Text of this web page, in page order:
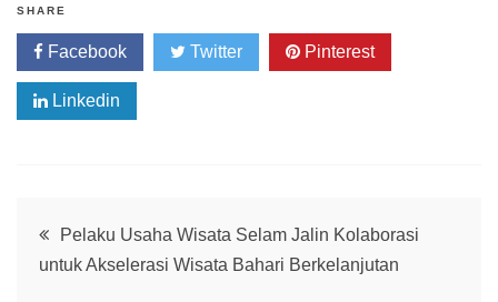
SHARE
Facebook Twitter Pinterest
Linkedin
PostPelaku Usaha Wisata Selam Jalin Kolaborasi
untuk Akselerasi Wisata Bahari Berkelanjutan